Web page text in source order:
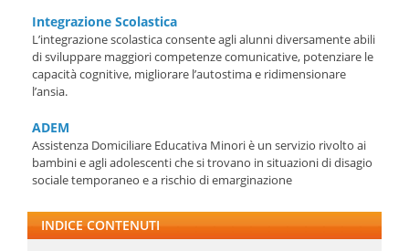
Integrazione Scolastica
L’integrazione scolastica consente agli alunni diversamente abili
di sviluppare maggiori competenze comunicative, potenziare le
capacità cognitive, migliorare l’autostima e ridimensionare
l’ansia.
ADEM
Assistenza Domiciliare Educativa Minori è un servizio rivolto ai
bambini e agli adolescenti che si trovano in situazioni di disagio
sociale temporaneo e a rischio di emarginazione
INDICE CONTENUTI